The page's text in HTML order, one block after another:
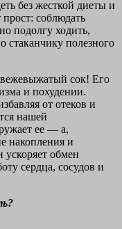
без жесткой диеты и
соблюдать
подолгу ходить,
стаканчику полезного
сок! Его
и похудении.
от отеков и
нашей
ее — а,
накопления и
обмен
сердца, сосудов и